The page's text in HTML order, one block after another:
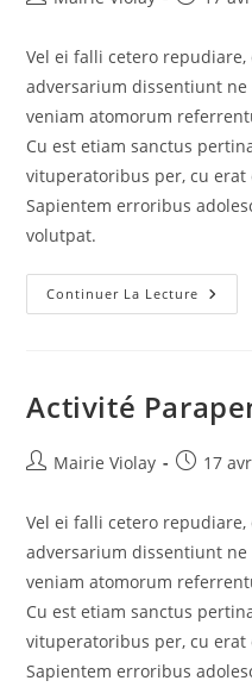
la
publication :
Vel ei falli cetero
adversarium dissentiunt
veniam atomorum
Cu est etiam sanctus
vituperatoribus per, cu
Sapientem erroribus
volutpat.
Continuer La Lecture La
Tour
Activité
Auteur/autrice
la
publication :
Mairie Violay 17
Vel ei falli cetero
adversarium dissentiunt
veniam atomorum
Cu est etiam sanctus
vituperatoribus per, cu
Sapientem erroribus